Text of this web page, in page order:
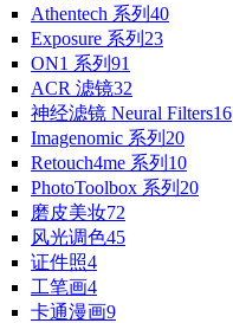
Athentech 系列 40
Exposure 系列 23
ON1 系列 91
ACR 滤镜32
神经滤镜 Neural Filters16
Imagenomic 系列 20
Retouch4me 系列 10
PhotoToolbox 系列 20
磨皮美妆72
风光调色45
证件照4
工笔画4
卡通漫画9